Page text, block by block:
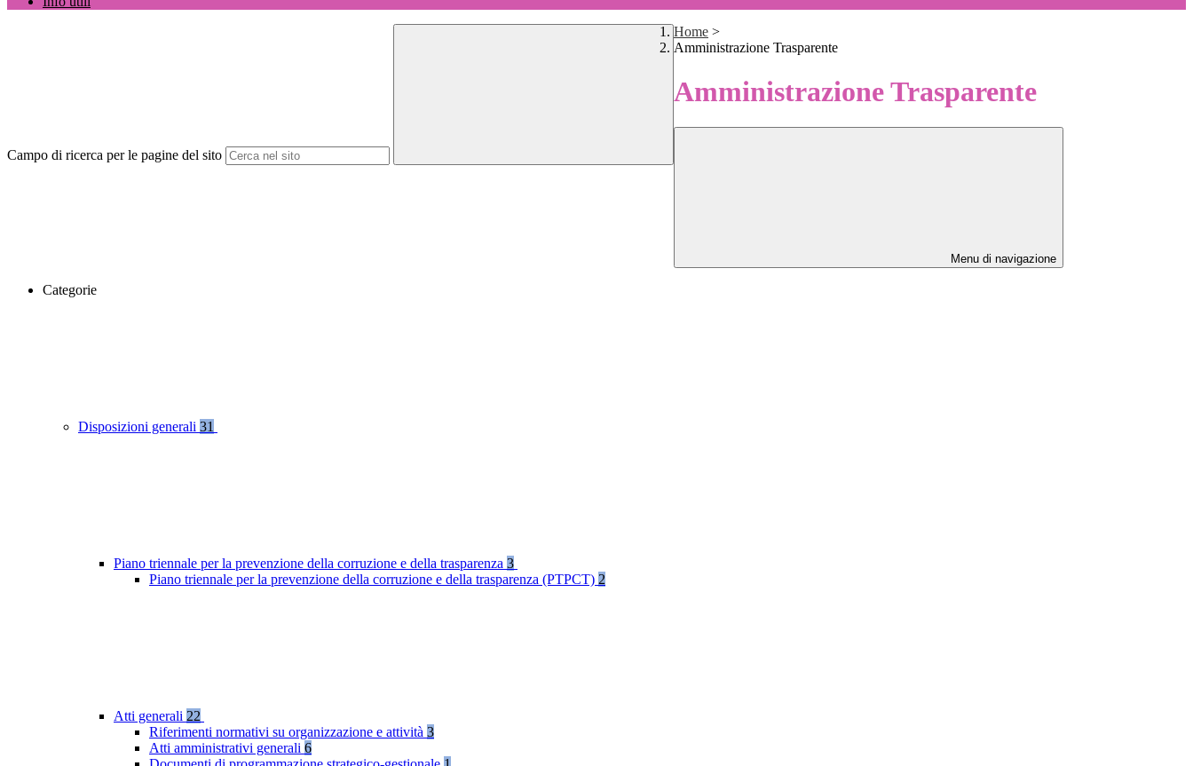
Campo di ricerca per le pagine del sito
Home >
Amministrazione Trasparente
Amministrazione Trasparente
Menu di navigazione
Categorie
Disposizioni generali 31
Piano triennale per la prevenzione della corruzione e della trasparenza 3
Piano triennale per la prevenzione della corruzione e della trasparenza (PTPCT) 2
Atti generali 22
Riferimenti normativi su organizzazione e attività 3
Atti amministrativi generali 6